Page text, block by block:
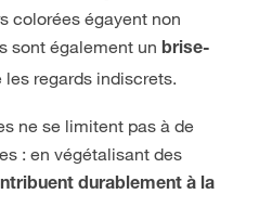
colorées égayent non
sont également un brise-
les regards indiscrets.
ne se limitent pas à de
: en végétalisant des
durablement à la